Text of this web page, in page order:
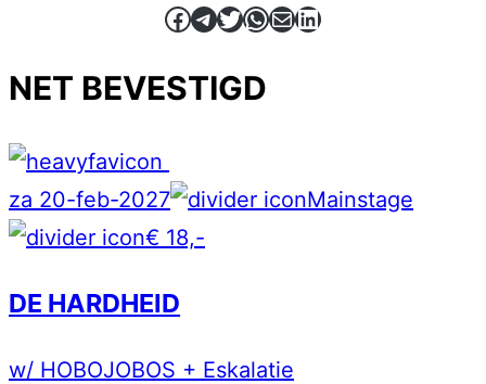
Facebook
Telegram
Twitter
WhatsApp
E-mailLinkedIn
NET BEVESTIGD
za 20-feb-2027
Mainstage
€ 18,-
DE HARDHEID
w/ HOBOJOBOS + Eskalatie